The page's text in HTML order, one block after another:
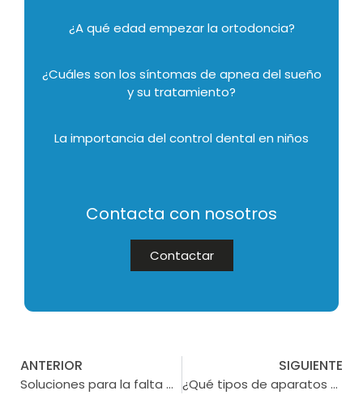
¿A qué edad empezar la ortodoncia?
¿Cuáles son los síntomas de apnea del sueño
y su tratamiento?
La importancia del control dental en niños
Contacta con nosotros
Contactar
ANTERIOR
Soluciones para la falta de piezas dentales
SIGUIENTE
¿Qué tipos de aparatos dentales existen?